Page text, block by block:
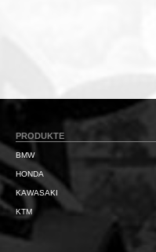
PRODUKTE
BMW
HONDA
KAWASAKI
KTM